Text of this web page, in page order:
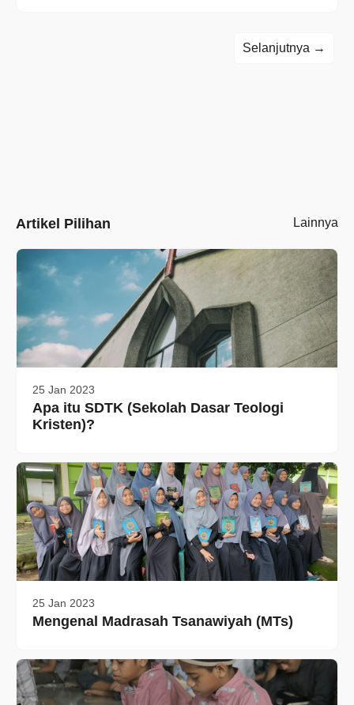
Selanjutnya →
Artikel Pilihan Lainnya
25 Jan 2023
Apa itu SDTK (Sekolah Dasar Teologi
Kristen)?
25 Jan 2023
Mengenal Madrasah Tsanawiyah (MTs)